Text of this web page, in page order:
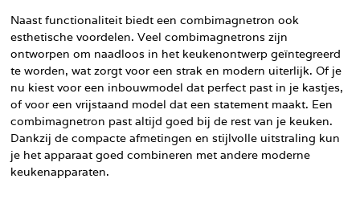
Naast functionaliteit biedt een combimagnetron ook
esthetische voordelen. Veel combimagnetrons zijn
ontworpen om naadloos in het keukenontwerp geïntegreerd
te worden, wat zorgt voor een strak en modern uiterlijk. Of je
nu kiest voor een inbouwmodel dat perfect past in je kastjes,
of voor een vrijstaand model dat een statement maakt. Een
combimagnetron past altijd goed bij de rest van je keuken.
Dankzij de compacte afmetingen en stijlvolle uitstraling kun
je het apparaat goed combineren met andere moderne
keukenapparaten.